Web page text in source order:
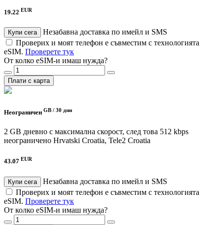
19.22 EUR
Купи сега
Незабавна доставка по имейл и SMS
Проверих и моят телефон е съвместим с технологията
eSIM. Проверете тук
От колко eSIM-и имаш нужда?
Плати с карта
Неограничен GB / 30 дни
2 GB дневно с максимална скорост, след това 512 kbps
неограничено Hrvatski Croatia, Tele2 Croatia
43.07 EUR
Купи сега
Незабавна доставка по имейл и SMS
Проверих и моят телефон е съвместим с технологията
eSIM. Проверете тук
От колко eSIM-и имаш нужда?